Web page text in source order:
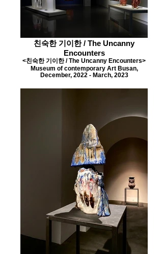
친숙한 기이한 / The Uncanny
Encounters
<친숙한 기이한 / The Uncanny Encounters>
Museum of contemporary Art Busan,
December, 2022 - March, 2023